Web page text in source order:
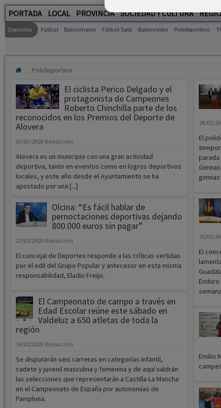
PORTADA LOCAL PROVINCIA SOCIEDAD Y CULTURA
Deportes Fútbol Balonmano Fútbol Sala Baloncesto Polideportivo
Polideportivo
El ciclista Perico Delgado y el
protagonista de Campeones
Roberto Chinchilla parte de los
reconocidos en los Premios del Deporte de
Alovera
03/03/2020 Redacción
Alovera es un municipio con una gran actividad
deportiva, tanto en eventos como en logros deportivos
locales, y este año desde el Ayuntamiento se ha
apostado por una [...]
Olcina: “Es fácil hablar de
pernoctaciones deportivas dejando
800.000 euros sin pagar”
27/02/2020 Redacción
El concejal de Deportes responde a las críticas vertidas
por el edil del Grupo Popular y antecesor en esta misma
responsabilidad, Eladio Freijo.
El Campeonato de campo a través en
Edad Escolar reúne este sábado en
Valdeluz a 650 atletas de toda la
región
24/02/2020 Redacción
Se disputarán seis carreras en categorías infantil,
cadete y juvenil masculina y femenina y de aquí saldrán
las selecciones que representarán a Castilla-La Mancha
en el Campeonato de España por autonomías de
Pamplona.
28/02/
El
25/02/
El
Emilio